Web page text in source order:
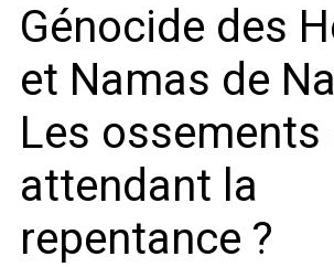
Génocide des
et Namas de
Les ossements
attendant la
repentance ?